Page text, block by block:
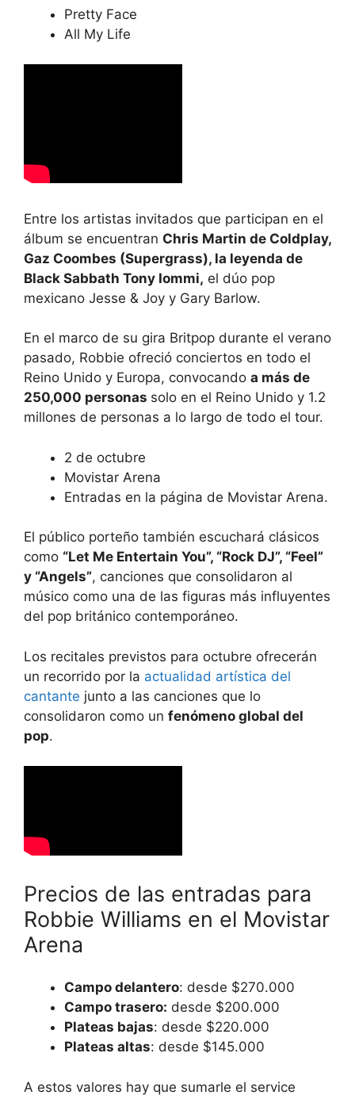
Pretty Face
All My Life
Entre los artistas invitados que participan en el
álbum se encuentran Chris Martin de Coldplay,
Gaz Coombes (Supergrass), la leyenda de
Black Sabbath Tony Iommi, el dúo pop
mexicano Jesse & Joy y Gary Barlow.
En el marco de su gira Britpop durante el verano
pasado, Robbie ofreció conciertos en todo el
Reino Unido y Europa, convocando a más de
250,000 personas solo en el Reino Unido y 1.2
millones de personas a lo largo de todo el tour.
2 de octubre
Movistar Arena
Entradas en la página de Movistar Arena.
El público porteño también escuchará clásicos
como “Let Me Entertain You”, “Rock DJ”, “Feel”
y “Angels”, canciones que consolidaron al
músico como una de las figuras más influyentes
del pop británico contemporáneo.
Los recitales previstos para octubre ofrecerán
un recorrido por la actualidad artística del
cantante junto a las canciones que lo
consolidaron como un fenómeno global del
pop.
Precios de las entradas para
Robbie Williams en el Movistar
Arena
Campo delantero: desde $270.000
Campo trasero: desde $200.000
Plateas bajas: desde $220.000
Plateas altas: desde $145.000
A estos valores hay que sumarle el service